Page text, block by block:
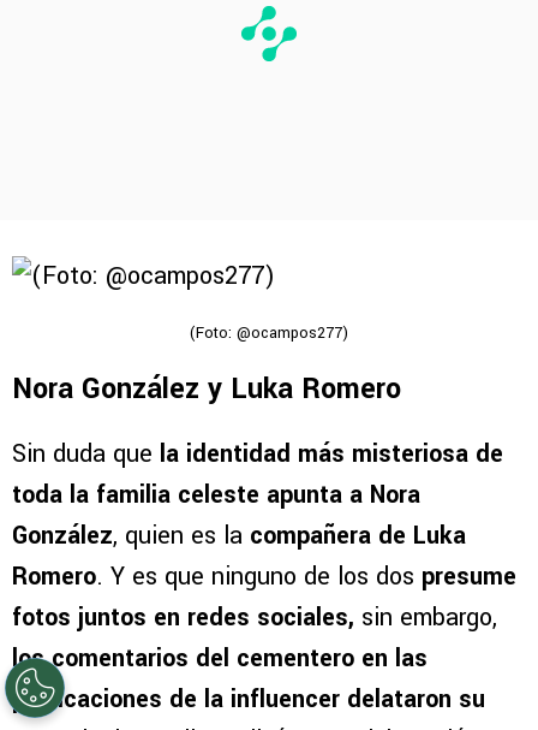
(Foto: @ocampos277)
Nora González y Luka Romero
Sin duda que la identidad más misteriosa de
toda la familia celeste apunta a Nora
González, quien es la compañera de Luka
Romero. Y es que ninguno de los dos presume
fotos juntos en redes sociales, sin embargo,
los comentarios del cementero en las
publicaciones de la influencer delataron su